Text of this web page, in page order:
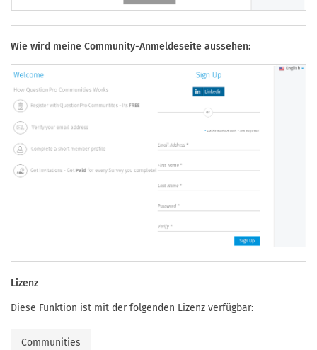
Wie wird meine Community-Anmeldeseite aussehen:
Lizenz
Diese Funktion ist mit der folgenden Lizenz verfügbar:
Communities